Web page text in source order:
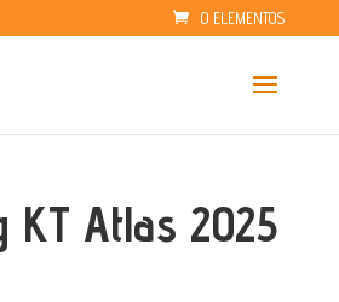
0 ELEMENTOS
KT Atlas 2025